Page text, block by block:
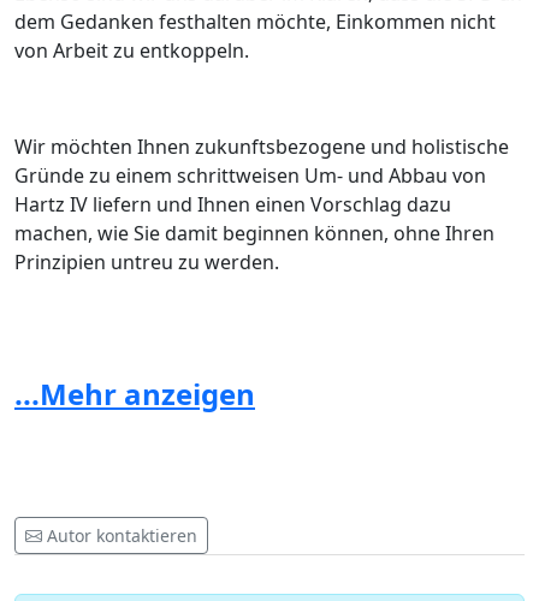
dem Gedanken festhalten möchte, Einkommen nicht
von Arbeit zu entkoppeln.
Wir möchten Ihnen zukunftsbezogene und holistische
Gründe zu einem schrittweisen Um- und Abbau von
Hartz IV liefern und Ihnen einen Vorschlag dazu
machen, wie Sie damit beginnen können, ohne Ihren
Prinzipien untreu zu werden.
erlaubt und verzichten auf alle Emotionalitäten.
Argumente für den schrittweisen Um- und Abbau von Hartz IV:
...Mehr anzeigen
Autor kontaktieren